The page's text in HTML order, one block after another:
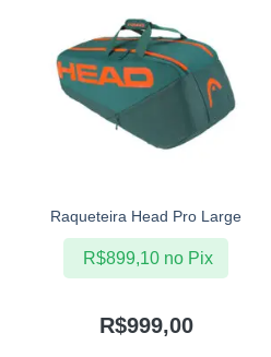
Raqueteira Head Pro Large
R$999,00
R$899,10 no Pix